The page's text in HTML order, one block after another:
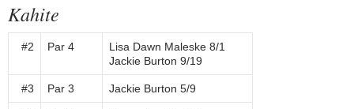
Kahite
#2 Par 4
Lisa Dawn Maleske 8/1
Jackie Burton 9/19
#3 Par 3 Jackie Burton 5/9